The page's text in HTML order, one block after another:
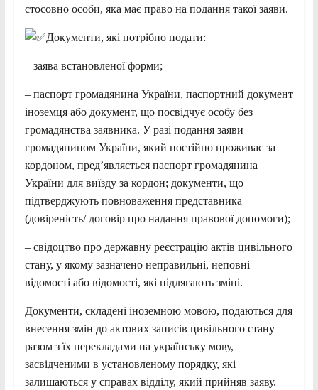
стосовно особи, яка має право на подання такої заяви.
Документи, які потрібно подати:
– заява встановленої форми;
– паспорт громадянина України, паспортний документ
іноземця або документ, що посвідчує особу без
громадянства заявника. У разі подання заяви
громадянином України, який постійно проживає за
кордоном, пред’являється паспорт громадянина
України для виїзду за кордон; документи, що
підтверджують повноваження представника
(довіреність/ договір про надання правової допомоги);
– свідоцтво про державну реєстрацію актів цивільного
стану, у якому зазначено неправильні, неповні
відомості або відомості, які підлягають зміні.
Документи, складені іноземною мовою, подаються для
внесення змін до актових записів цивільного стану
разом з їх перекладами на українську мову,
засвідченими в установленому порядку, які
залишаються у справах відділу, який прийняв заяву.